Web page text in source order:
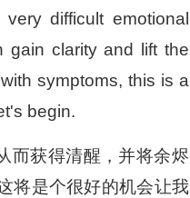
difficult emotional
gain clarity and lift the
symptoms, this is a
begin.
而获得清醒，并将余烬
将是个很好的机会让我